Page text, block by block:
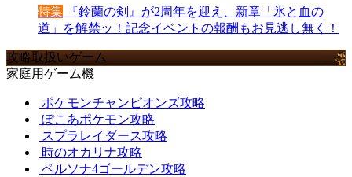
特集 『鈴蘭の剣』が2周年を迎え、新章「氷と血の
道」を解禁ッ！記念イベントの報酬もお見逃し無く！
攻略取扱いゲーム
家庭用ゲーム機
ポケモンチャンピオンズ攻略
ぽこあポケモン攻略
スプラレイダース攻略
時のオカリナ攻略
ペルソナ4ゴールデン攻略